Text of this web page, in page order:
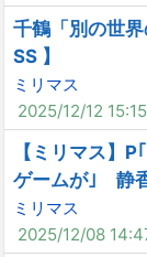
千鶴「別の世
SS 】
ミリマス
2025/12/12 15:15
【ミリマス】
ゲームが｣ 静
ミリマス
2025/12/08